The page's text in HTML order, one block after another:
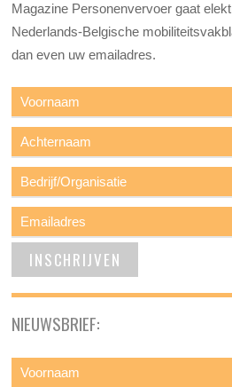
Magazine Personenvervoer gaat
Nederlands-Belgische
dan even uw emailadres.
NIEUWSBRIEF: